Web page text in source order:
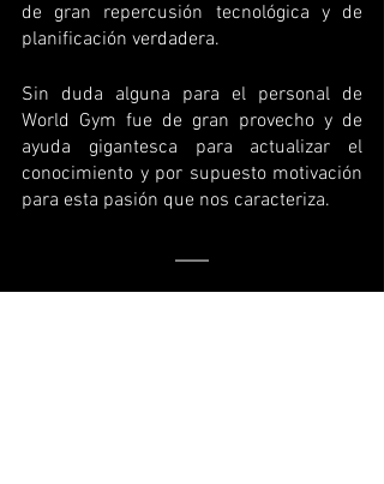
de gran repercusión tecnológica y de
planificación verdadera.
Sin duda alguna para el personal de
World Gym fue de gran provecho y de
ayuda gigantesca para actualizar el
conocimiento y por supuesto motivación
para esta pasión que nos caracteriza.